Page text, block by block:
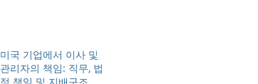
미국 기업에서 이사 및
관리자의 책임: 직무, 법